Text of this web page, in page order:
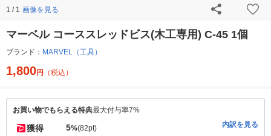
1 / 1 画像を見る
マーベル コーススレッドビス(木工専用) C-45 1個
ブランド： MARVEL（工具）
1,800円 （税込）
お買い物でもらえる特典最大付与率7%
獲得 5%(82pt) 内訳を見る